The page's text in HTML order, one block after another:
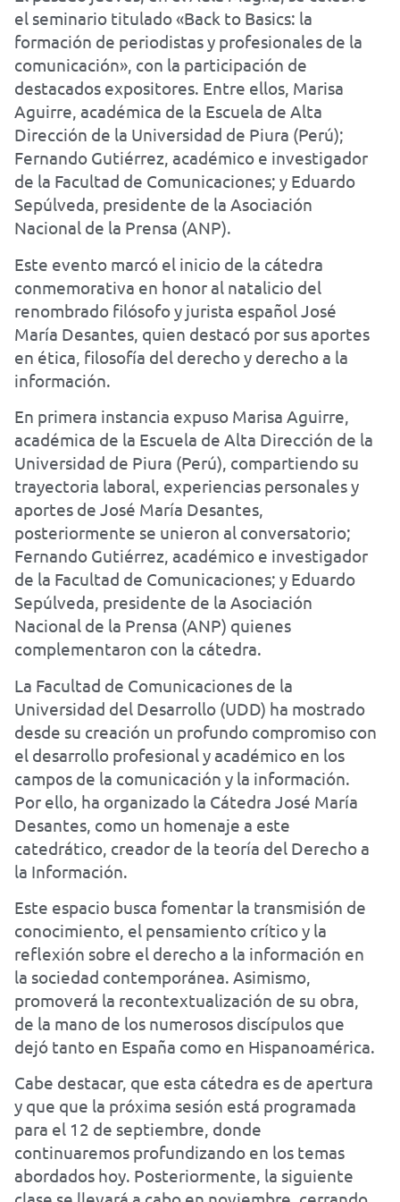
el seminario titulado «Back to Basics: la
formación de periodistas y profesionales de la
comunicación», con la participación de
destacados expositores. Entre ellos, Marisa
Aguirre, académica de la Escuela de Alta
Dirección de la Universidad de Piura (Perú);
Fernando Gutiérrez, académico e investigador
de la Facultad de Comunicaciones; y Eduardo
Sepúlveda, presidente de la Asociación
Nacional de la Prensa (ANP).
Este evento marcó el inicio de la cátedra
conmemorativa en honor al natalicio del
renombrado filósofo y jurista español José
María Desantes, quien destacó por sus aportes
en ética, filosofía del derecho y derecho a la
información.
En primera instancia expuso Marisa Aguirre,
académica de la Escuela de Alta Dirección de la
Universidad de Piura (Perú), compartiendo su
trayectoria laboral, experiencias personales y
aportes de José María Desantes,
posteriormente se unieron al conversatorio;
Fernando Gutiérrez, académico e investigador
de la Facultad de Comunicaciones; y Eduardo
Sepúlveda, presidente de la Asociación
Nacional de la Prensa (ANP) quienes
complementaron con la cátedra.
La Facultad de Comunicaciones de la
Universidad del Desarrollo (UDD) ha mostrado
desde su creación un profundo compromiso con
el desarrollo profesional y académico en los
campos de la comunicación y la información.
Por ello, ha organizado la Cátedra José María
Desantes, como un homenaje a este
catedrático, creador de la teoría del Derecho a
la Información.
Este espacio busca fomentar la transmisión de
conocimiento, el pensamiento crítico y la
reflexión sobre el derecho a la información en
la sociedad contemporánea. Asimismo,
promoverá la recontextualización de su obra,
de la mano de los numerosos discípulos que
dejó tanto en España como en Hispanoamérica.
Cabe destacar, que esta cátedra es de apertura
y que que la próxima sesión está programada
para el 12 de septiembre, donde
continuaremos profundizando en los temas
abordados hoy. Posteriormente, la siguiente